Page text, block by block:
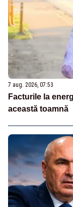
7 aug. 2026, 07:53
Facturile la
această toamnă